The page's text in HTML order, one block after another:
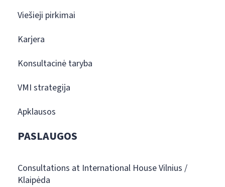
Viešieji pirkimai
Karjera
Konsultacinė taryba
VMI strategija
Apklausos
PASLAUGOS
Consultations at International House Vilnius /
Klaipėda